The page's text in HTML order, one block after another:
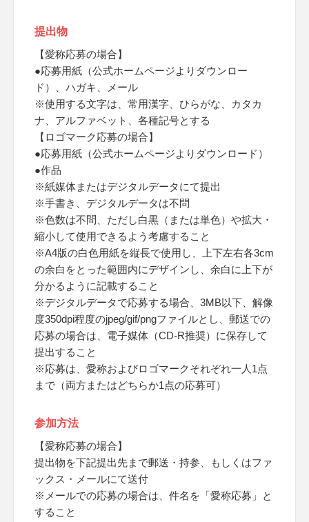
提出物
【愛称応募の場合】
●応募用紙（公式ホームページよりダウンロー
ド）、ハガキ、メール
※使用する文字は、常用漢字、ひらがな、カタカ
ナ、アルファベット、各種記号とする
【ロゴマーク応募の場合】
●応募用紙（公式ホームページよりダウンロード）
●作品
※紙媒体またはデジタルデータにて提出
※手書き、デジタルデータは不問
※色数は不問、ただし白黒（または単色）や拡大・
縮小して使用できるよう考慮すること
※A4版の白色用紙を縦長で使用し、上下左右各3cm
の余白をとった範囲内にデザインし、余白に上下が
分かるように記載すること
※デジタルデータで応募する場合、3MB以下、解像
度350dpi程度のjpeg/gif/pngファイルとし、郵送での
応募の場合は、電子媒体（CD-R推奨）に保存して
提出すること
※応募は、愛称およびロゴマークそれぞれ一人1点
まで（両方またはどちらか1点の応募可）
参加方法
【愛称応募の場合】
提出物を下記提出先まで郵送・持参、もしくはファ
ックス・メールにて送付
※メールでの応募の場合は、件名を「愛称応募」と
すること